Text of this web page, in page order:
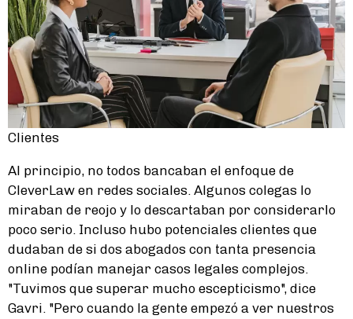
Clientes
Al principio, no todos bancaban el enfoque de
CleverLaw en redes sociales. Algunos colegas lo
miraban de reojo y lo descartaban por considerarlo
poco serio. Incluso hubo potenciales clientes que
dudaban de si dos abogados con tanta presencia
online podían manejar casos legales complejos.
"Tuvimos que superar mucho escepticismo", dice
Gavri. "Pero cuando la gente empezó a ver nuestros